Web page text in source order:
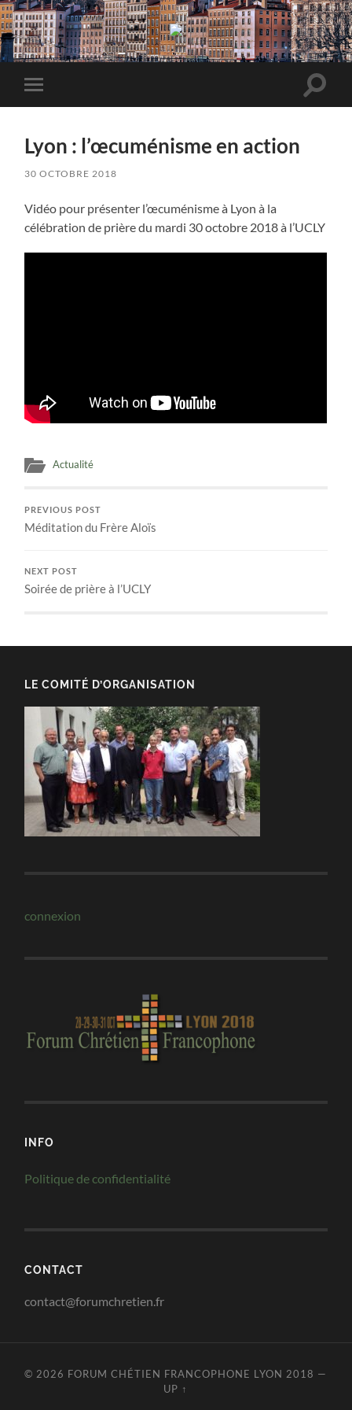
Forum
Chétien
Francophone
Toggle
mobile
Toggle
Lyon : l’œcuménisme en action
30 OCTOBRE 2018
Vidéo pour présenter l’œcuménisme à Lyon à la
célébration de prière du mardi 30 octobre 2018 à l’UCLY
Actualité
PREVIOUS POST
Méditation du Frère Aloïs
NEXT POST
Soirée de prière à l’UCLY
LE COMITÉ D’ORGANISATION
connexion
INFO
Politique de confidentialité
CONTACT
contact@forumchretien.fr
© 2026 FORUM CHÉTIEN FRANCOPHONE LYON 2018 —
UP ↑